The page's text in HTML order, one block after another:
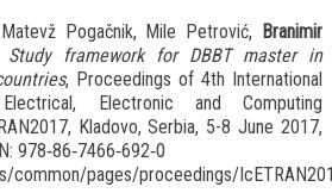
Pogačnik, Mile Petrović, Branimir
Study framework for DBBT master in
, Proceedings of 4th International
Electronic and Computing
Kladovo, Serbia, 5-8 June 2017,
978‐86‐7466‐692‐0
common/pages/proceedings/